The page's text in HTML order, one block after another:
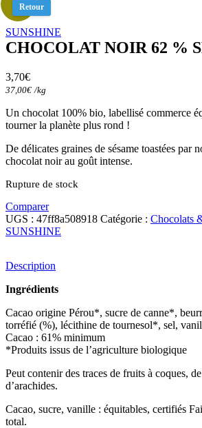
Retour
SUNSHINE
CHOCOLAT NOIR 62 %
3,70€
37,00€ /kg
Un chocolat 100% bio, labellisé commerce
tourner la planète plus rond !
De délicates graines de sésame toastées par
chocolat noir au goût intense.
Rupture de stock
Comparer
UGS : 47ff8a508918 Catégorie : Chocolats
SUNSHINE
Description
Ingrédients
Cacao origine Pérou*, sucre de canne*,
torréfié (%), lécithine de tournesol*, sel,
Cacao : 61% minimum
*Produits issus de l’agriculture biologique
Peut contenir des traces de fruits à coques,
d’arachides.
Cacao, sucre, vanille : équitables, certifiés
total.